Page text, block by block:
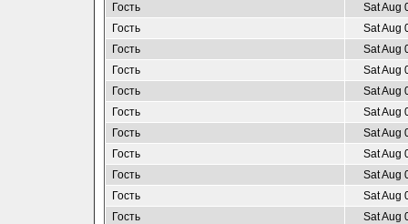
Гость
Sat Aug
Гость
Sat Aug
Гость
Sat Aug
Гость
Sat Aug
Гость
Sat Aug
Гость
Sat Aug
Гость
Sat Aug
Гость
Sat Aug
Гость
Sat Aug
Гость
Sat Aug
Гость
Sat Aug